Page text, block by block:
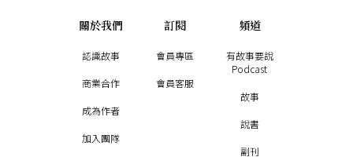
關於我們
認識故事
商業合作
成為作者
加入團隊
訂閱
會員專區
會員客服
頻道
有故事要說
Podcast
故事
說書
副刊